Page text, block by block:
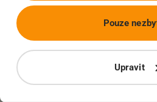
Upravit
Pouze